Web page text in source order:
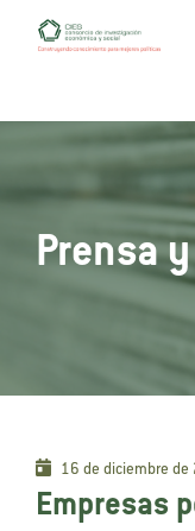
Prensa
16 de diciembre de
Empresas